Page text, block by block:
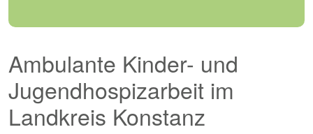
Ambulante Kinder- und
Jugendhospizarbeit im
Landkreis Konstanz